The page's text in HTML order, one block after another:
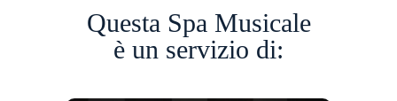
Questa Spa Musicale
è un servizio di: